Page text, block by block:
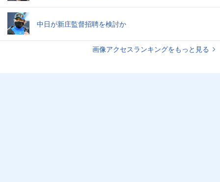
中日が新庄監督招聘を検討か
画像アクセスランキングをもっと見る